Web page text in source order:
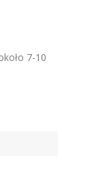
7-10